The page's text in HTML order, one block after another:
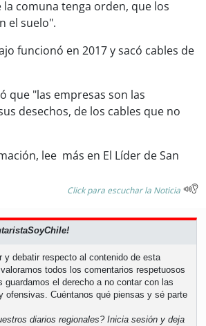
comuna tenga orden, que los
el suelo".
funcionó en 2017 y sacó cables de
que "las empresas son las
desechos, de los cables que no
lee más en El Líder de San
Click para escuchar la Noticia
y debatir respecto al contenido de esta
todos los comentarios respetuosos
el derecho a no contar con las
ofensivas. Cuéntanos qué piensas y sé parte
diarios regionales?Inicia sesión y deja